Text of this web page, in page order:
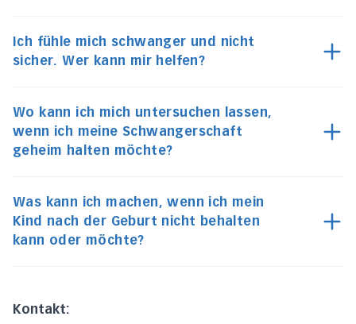
Ich fühle mich schwanger und nicht
sicher. Wer kann mir helfen?
Wo kann ich mich untersuchen lassen,
wenn ich meine Schwangerschaft
geheim halten möchte?
Was kann ich machen, wenn ich mein
Kind nach der Geburt nicht behalten
kann oder möchte?
Kontakt: